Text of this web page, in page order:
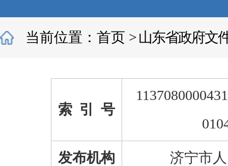
当前位置： 首页 >山东省政府文
索 引 号
发布机构 济宁市